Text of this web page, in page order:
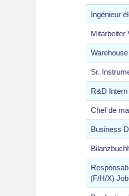
Ingénieur
Mitarbeiter
Sr.
R&D
Chef de
Business
(F/H/X) Job